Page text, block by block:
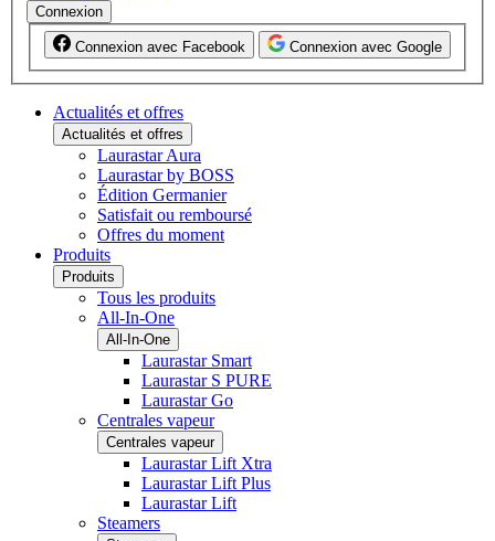
Connexion
Connexion avec Facebook Connexion avec Google
Actualités et offres
Actualités et offres
Laurastar Aura
Laurastar by BOSS
Édition Germanier
Satisfait ou remboursé
Offres du moment
Produits
Produits
Tous les produits
All-In-One
All-In-One
Laurastar Smart
Laurastar S PURE
Laurastar Go
Centrales vapeur
Centrales vapeur
Laurastar Lift Xtra
Laurastar Lift Plus
Laurastar Lift
Steamers